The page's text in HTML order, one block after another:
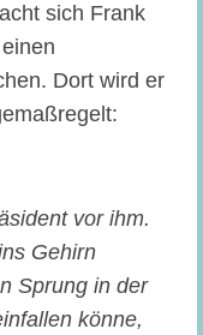
sich Frank
Dort wird er
vor ihm.
Gehirn
Sprung in der
könne,